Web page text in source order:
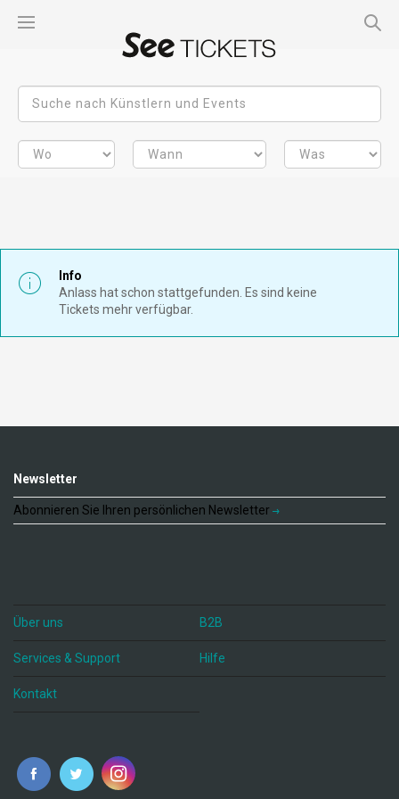
Info
Anlass hat schon stattgefunden. Es sind keine
Tickets mehr verfügbar.
Newsletter
Abonnieren Sie Ihren persönlichen Newsletter
Über uns B2B
Services & Support Hilfe
Kontakt